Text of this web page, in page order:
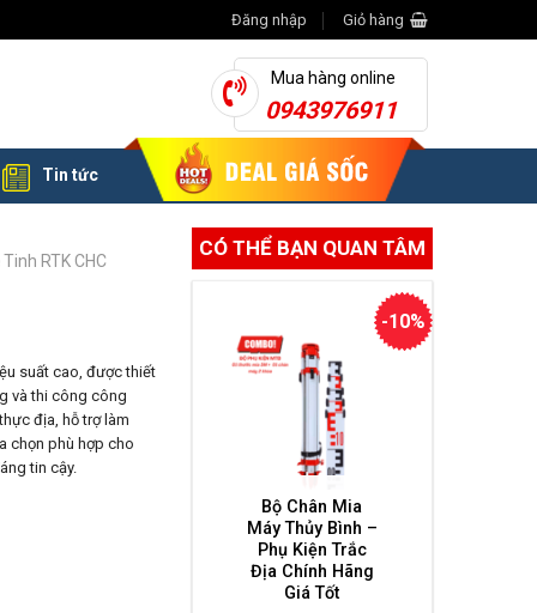
Đăng nhập Giỏ hàng
Mua hàng online
0943976911
Tin tức
CÓ THỂ BẠN QUAN TÂM
-10%
Bộ Chân Mia
Máy Thủy Bình –
Phụ Kiện Trắc
Địa Chính Hãng
Giá Tốt
RTK CHC
suất cao, được thiết
và thi công công
địa, hỗ trợ làm
chọn phù hợp cho
tin cậy.